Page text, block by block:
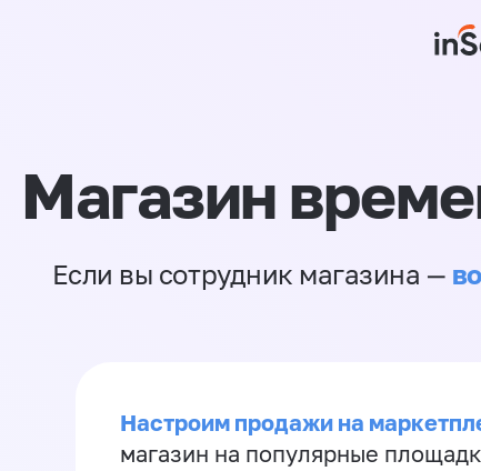
Магазин
Если вы сотрудник магазина —
Настроим продажи на
магазин на популярные